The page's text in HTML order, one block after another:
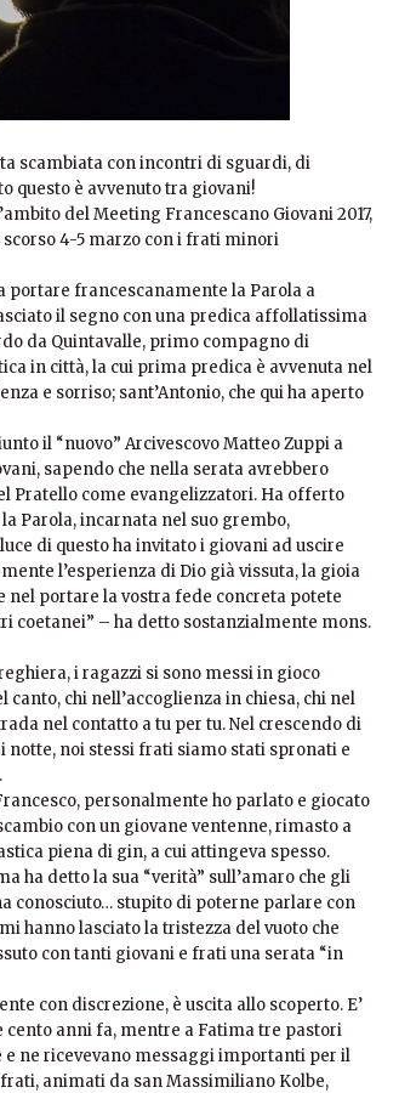
scambiata con incontri di sguardi, di
questo è avvenuto tra giovani!
del Meeting Francescano Giovani 2017,
4-5 marzo con i frati minori
portare francescanamente la Parola a
il segno con una predica affollatissima
da Quintavalle, primo compagno di
in città, la cui prima predica è avvenuta nel
e sorriso; sant’Antonio, che qui ha aperto
il “nuovo” Arcivescovo Matteo Zuppi a
sapendo che nella serata avrebbero
Pratello come evangelizzatori. Ha offerto
Parola, incarnata nel suo grembo,
di questo ha invitato i giovani ad uscire
l’esperienza di Dio già vissuta, la gioia
nel portare la vostra fede concreta potete
coetanei” – ha detto sostanzialmente mons.
i ragazzi si sono messi in gioco
chi nell’accoglienza in chiesa, chi nel
nel contatto a tu per tu. Nel crescendo di
notte, noi stessi frati siamo stati spronati e
personalmente ho parlato e giocato
con un giovane ventenne, rimasto a
piena di gin, a cui attingeva spesso.
ha detto la sua “verità” sull’amaro che gli
conosciuto… stupito di poterne parlare con
hanno lasciato la tristezza del vuoto che
con tanti giovani e frati una serata “in
con discrezione, è uscita allo scoperto. E’
anni fa, mentre a Fatima tre pastori
ne ricevevano messaggi importanti per il
animati da san Massimiliano Kolbe,